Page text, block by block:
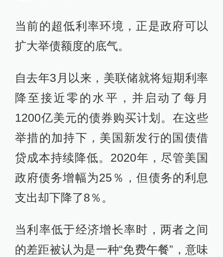
当前的超低利率环境，正是政府可以
扩大举债额度的底气。
自去年3月以来，美联储就将短期利率
降至接近零的水平，并启动了每月
1200亿美元的债券购买计划。在这些
举措的加持下，美国新发行的国债借
贷成本持续降低。2020年，尽管美国
政府债务增幅为25％，但债务的利息
支出却下降了8％。
当利率低于经济增长率时，两者之间
的差距被认为是一种“免费午餐”，意味